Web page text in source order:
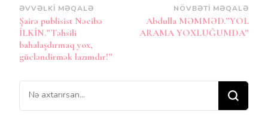
Post
Naviqasiya
ƏVVƏLKI MƏQALƏ
Şairə publisist Nəcibə
İLKİN.”Təhsili
bahalaşdırmaq yox,
gücləndirmək lazımdır!”
NÖVBƏTI MƏQALƏ
Abdulla MƏMMƏD.”YOL
ARAMA YOXLUĞUMDA”
Bir
şey